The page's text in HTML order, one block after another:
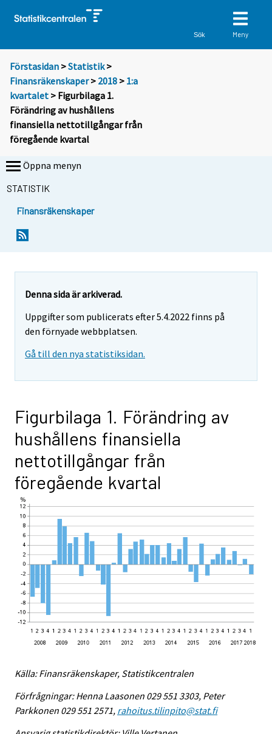
Sök Meny
Förstasidan >Statistik >
Finansräkenskaper> 2018 > 1:a
kvartalet > Figurbilaga 1.
Förändring av hushållens
finansiella nettotillgångar från
föregående kvartal
Öppna menyn
STATISTIK
Finansräkenskaper
Denna sida är arkiverad.
Uppgifter som publicerats efter 5.4.2022 finns på
den förnyade webbplatsen.
Gå till den nya statistiksidan.
Figurbilaga 1. Förändring av
hushållens finansiella
nettotillgångar från
föregående kvartal
Källa: Finansräkenskaper, Statistikcentralen
Förfrågningar: Henna Laasonen 029 551 3303, Peter
Parkkonen 029 551 2571, rahoitus.tilinpito@stat.fi